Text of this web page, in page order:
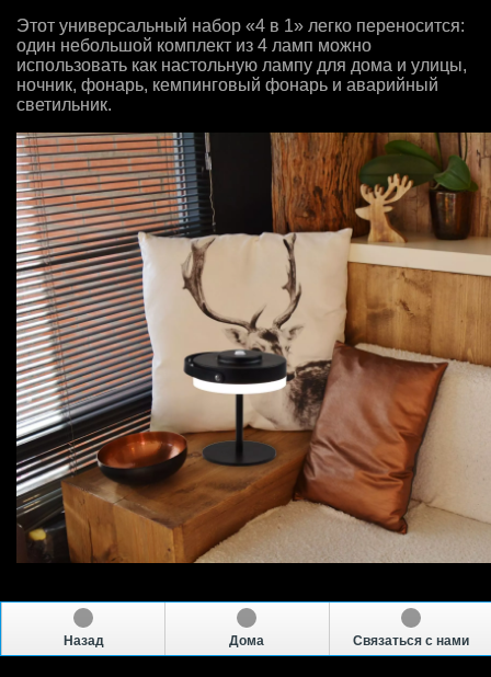
Этот универсальный набор «4 в 1» легко переносится:
один небольшой комплект из 4 ламп можно
использовать как настольную лампу для дома и улицы,
ночник, фонарь, кемпинговый фонарь и аварийный
светильник.
Назад Дома Связаться с нами